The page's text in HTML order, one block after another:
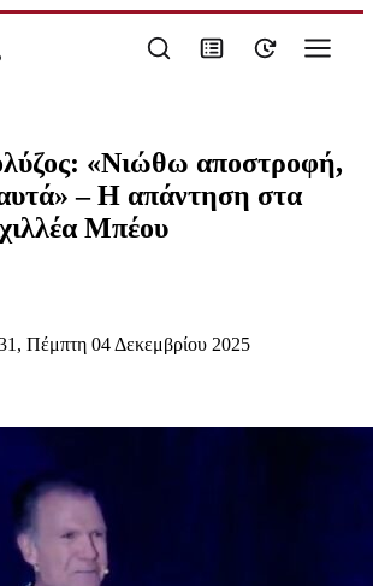
«Νιώθω αποστροφή,
– Η απάντηση στα
Μπέου
Πέμπτη 04 Δεκεμβρίου 2025